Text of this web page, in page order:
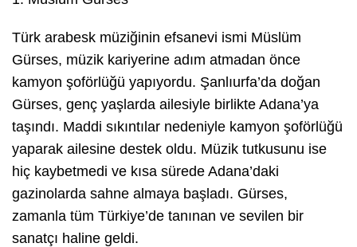
Türk arabesk müziğinin efsanevi ismi Müslüm
Gürses, müzik kariyerine adım atmadan önce
kamyon şoförlüğü yapıyordu. Şanlıurfa’da doğan
Gürses, genç yaşlarda ailesiyle birlikte Adana’ya
taşındı. Maddi sıkıntılar nedeniyle kamyon şoförlüğü
yaparak ailesine destek oldu. Müzik tutkusunu ise
hiç kaybetmedi ve kısa sürede Adana’daki
gazinolarda sahne almaya başladı. Gürses,
zamanla tüm Türkiye’de tanınan ve sevilen bir
sanatçı haline geldi.